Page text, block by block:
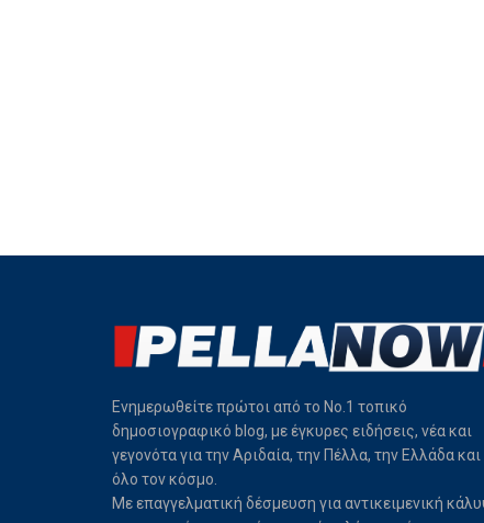
Ενημερωθείτε πρώτοι από το Νο.1 τοπικό
δημοσιογραφικό blog, με έγκυρες ειδήσεις, νέα και
γεγονότα για την Αριδαία, την Πέλλα, την Ελλάδα και
όλο τον κόσμο.
Με επαγγελματική δέσμευση για αντικειμενική